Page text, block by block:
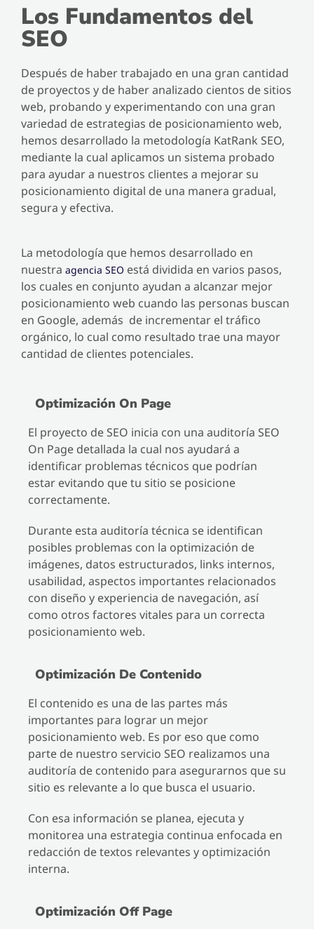
Los Fundamentos del
SEO
Después de haber trabajado en una gran cantidad
de proyectos y de haber analizado cientos de sitios
web, probando y experimentando con una gran
variedad de estrategias de posicionamiento web,
hemos desarrollado la metodología KatRank SEO,
mediante la cual aplicamos un sistema probado
para ayudar a nuestros clientes a mejorar su
posicionamiento digital de una manera gradual,
segura y efectiva.
La metodología que hemos desarrollado en
nuestra agencia SEO está dividida en varios pasos,
los cuales en conjunto ayudan a alcanzar mejor
posicionamiento web cuando las personas buscan
en Google, además de incrementar el tráfico
orgánico, lo cual como resultado trae una mayor
cantidad de clientes potenciales.
Optimización On Page
El proyecto de SEO inicia con una auditoría SEO
On Page detallada la cual nos ayudará a
identificar problemas técnicos que podrían
estar evitando que tu sitio se posicione
correctamente.
Durante esta auditoría técnica se identifican
posibles problemas con la optimización de
imágenes, datos estructurados, links internos,
usabilidad, aspectos importantes relacionados
con diseño y experiencia de navegación, así
como otros factores vitales para un correcta
posicionamiento web.
Optimización De Contenido
El contenido es una de las partes más
importantes para lograr un mejor
posicionamiento web. Es por eso que como
parte de nuestro servicio SEO realizamos una
auditoría de contenido para asegurarnos que su
sitio es relevante a lo que busca el usuario.
Con esa información se planea, ejecuta y
monitorea una estrategia continua enfocada en
redacción de textos relevantes y optimización
interna.
Optimización Off Page